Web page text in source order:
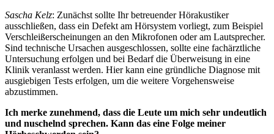
Sascha Kelz: Zunächst sollte Ihr betreuender Hörakustiker
ausschließen, dass ein Defekt am Hörsystem vorliegt, zum Beispiel
Verschleißerscheinungen an den Mikrofonen oder am Lautsprecher.
Sind technische Ursachen ausgeschlossen, sollte eine fachärztliche
Untersuchung erfolgen und bei Bedarf die Überweisung in eine
Klinik veranlasst werden. Hier kann eine gründliche Diagnose mit
ausgiebigen Tests erfolgen, um die weitere Vorgehensweise
abzustimmen.
Ich merke zunehmend, dass die Leute um mich sehr undeutlich
und nuschelnd sprechen. Kann das eine Folge meiner